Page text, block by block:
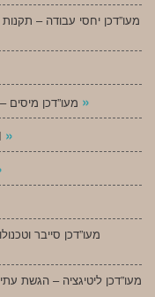
מעו”דכן יחסי עבודה – תקנות
»
»
מעו”דכן סייבר
מעו”דכן ליטיגציה – הגשת